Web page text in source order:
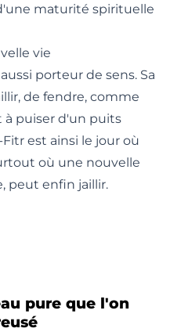
maturité spirituelle
vie
de fendre, comme
à puiser d'un puits
Fitr est ainsi le jour où
où une nouvelle
peut enfin jaillir.
pure que l'on